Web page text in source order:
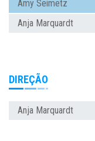
Amy Seimetz
Anja Marquardt
DIREÇÃO
Anja Marquardt